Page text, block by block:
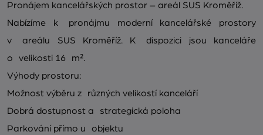
Pronájem kancelářských prostor – areál SUS Kroměříž.
Nabízíme k pronájmu moderní kancelářské prostory
v areálu SUS Kroměříž. K dispozici jsou kanceláře
o velikosti 16 m².
Výhody prostoru:
Možnost výběru z různých velikostí kanceláří
Dobrá dostupnost a strategická poloha
Parkování přímo u objektu